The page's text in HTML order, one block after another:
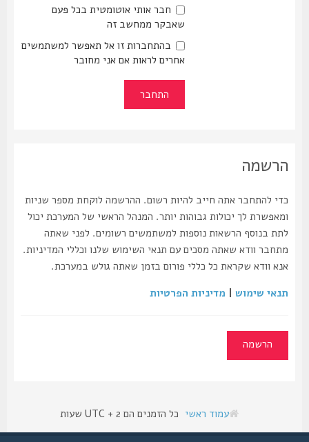
חבר אותי אוטומטית בכל פעם
שאבקר ממחשב זה
בהתחברות זו אל תאפשר למשתמשים
אחרים לראות אם אני מחובר
הרשמה
כדי להתחבר אתה חייב להיות רשום. ההרשמה לוקחת מספר שניות
ומאפשרת לך יכולות גבוהות יותר. המנהל הראשי של המערכת יכול
לתת בנוסף הרשאות נוספות למשתמשים רשומים. לפני שאתה
מתחבר וודא שאתה מסכים עם תנאי השימוש שלנו וכללי המדיניות.
אנא וודא שקראת כל כללי פורום בזמן שאתה גולש במערכת.
תנאי שימוש|מדיניות הפרטיות
הרשמה
עמוד ראשי כל הזמנים הם UTC + 2 שעות